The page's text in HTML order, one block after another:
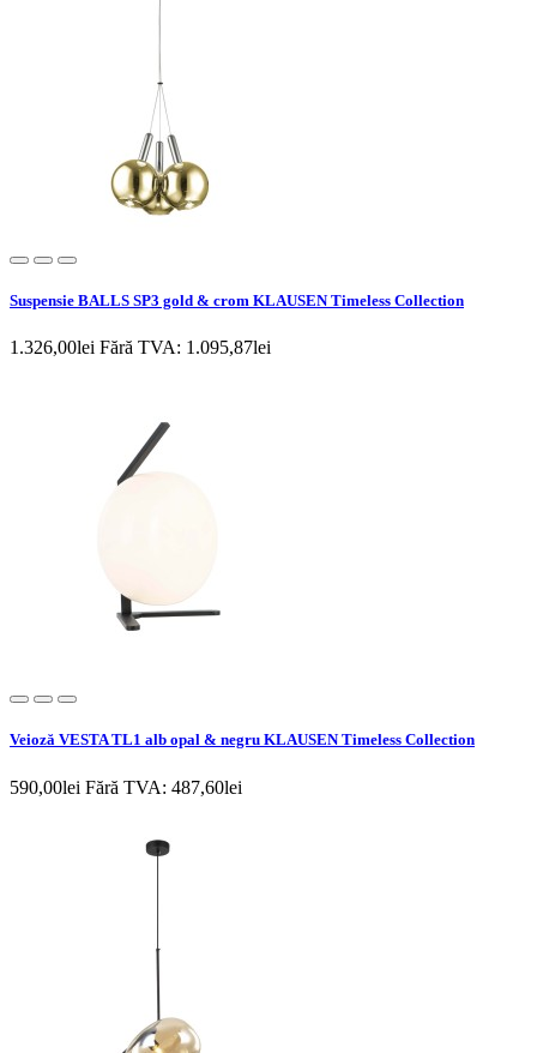
Suspensie BALLS SP3 gold & crom KLAUSEN Timeless Collection
1.326,00lei Fără TVA: 1.095,87lei
Veioză VESTA TL1 alb opal & negru KLAUSEN Timeless Collection
590,00lei Fără TVA: 487,60lei